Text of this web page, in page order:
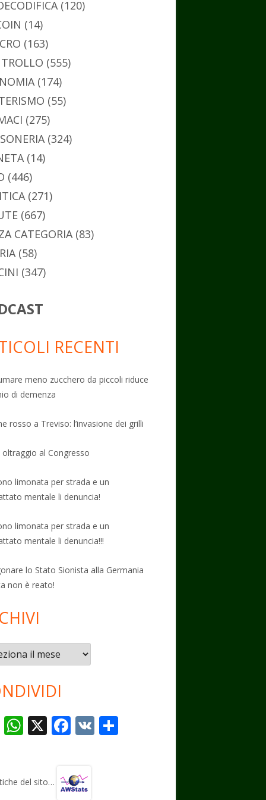
(120)
(14)
(163)
(555)
(174)
(55)
(275)
(324)
(14)
(446)
(271)
(667)
CATEGORIA(83)
(58)
(347)
RECENTI
meno zucchero da piccoli riduce
di demenza
rosso a Treviso: l’invasione dei grilli
oltraggio al Congresso
limonata per strada e un
mentale li denuncia!
limonata per strada e un
mentale li denuncia!!!
lo Stato Sionista alla Germania
non è reato!
T
gr
W
s
X F
b
V
del sito…